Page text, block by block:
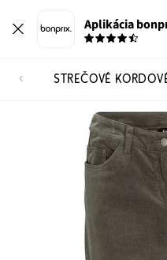
Aplikácia
STREČOVÉ